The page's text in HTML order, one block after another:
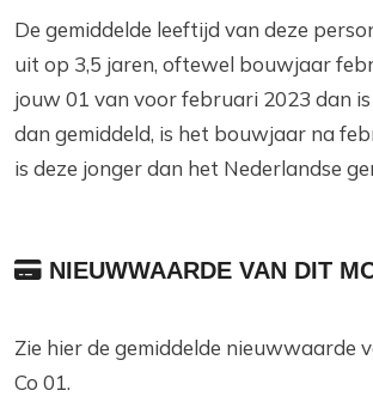
De gemiddelde leeftijd van deze
uit op 3,5 jaren, oftewel bouwjaar
jouw 01 van voor februari 2023 dan
dan gemiddeld, is het bouwjaar na
is deze jonger dan het Nederlandse
NIEUWWAARDE VAN DIT
Zie hier de gemiddelde nieuwwaarde
Co 01.